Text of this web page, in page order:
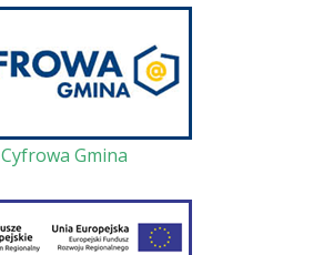
Cyfrowa Gmina